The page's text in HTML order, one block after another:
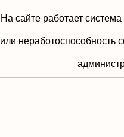
На сайте работает
или неработоспособность